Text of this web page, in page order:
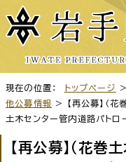
現在の位置： トップページ
他公募情報 > 【再公募】（
土木センター管内道路パトロ
【再公募】（花巻